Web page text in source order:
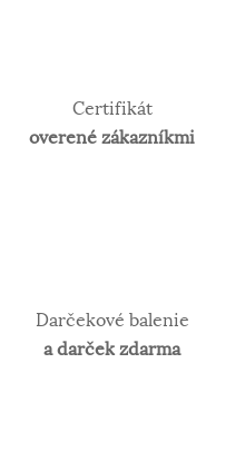
Certifikát
overené zákazníkmi
Darčekové balenie
a darček zdarma